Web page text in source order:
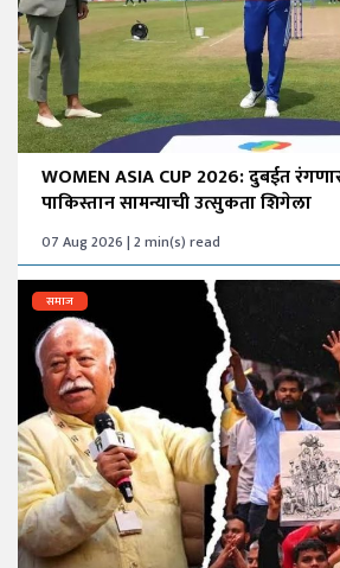
WOMEN ASIA CUP 2026: दुबईत
पाकिस्तान सामन्याची उत्सुकता शिगेला
07 Aug 2026 | 2 min(s) read
समाज